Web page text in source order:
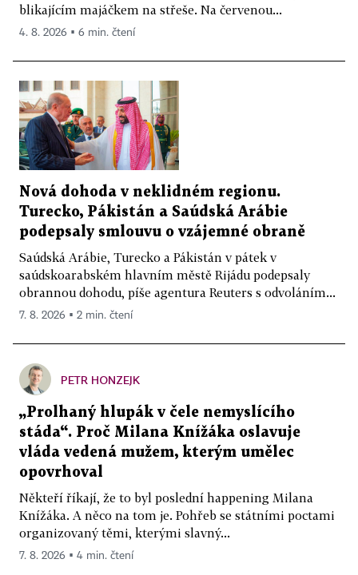
blikajícím majáčkem na střeše. Na červenou...
4. 8. 2026 ▪ 6 min. čtení
Nová dohoda v neklidném regionu.
Turecko, Pákistán a Saúdská Arábie
podepsaly smlouvu o vzájemné obraně
Saúdská Arábie, Turecko a Pákistán v pátek v
saúdskoarabském hlavním městě Rijádu podepsaly
obrannou dohodu, píše agentura Reuters s odvoláním...
7. 8. 2026 ▪ 2 min. čtení
PETR HONZEJK
„Prolhaný hlupák v čele nemyslícího
stáda“. Proč Milana Knížáka oslavuje
vláda vedená mužem, kterým umělec
opovrhoval
Někteří říkají, že to byl poslední happening Milana
Knížáka. A něco na tom je. Pohřeb se státními poctami
organizovaný těmi, kterými slavný...
7. 8. 2026 ▪ 4 min. čtení